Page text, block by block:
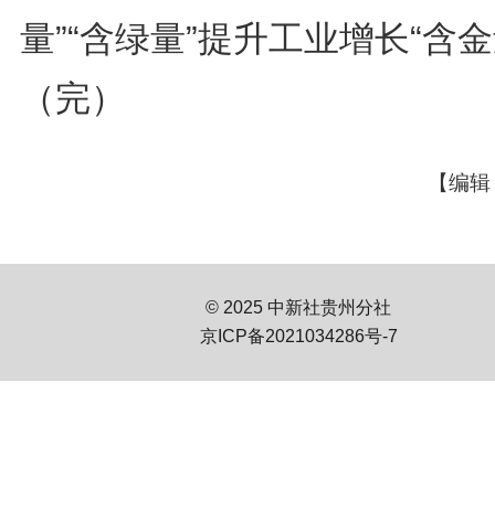
量”“含绿量”提升工业增长“含
（完）
【编
© 2025 中新社贵州分社
京ICP备2021034286号-7